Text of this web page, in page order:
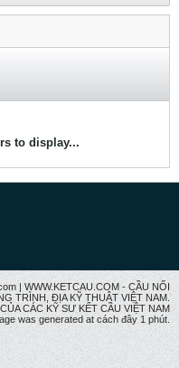
to display...
| WWW.KETCAU.COM - CẦU NỐI
TRÌNH, ĐỊA KỸ THUẬT VIỆT NAM.
CÁC KỸ SƯ KẾT CÂU VIỆT NAM
was generated at cách đây 1 phút.